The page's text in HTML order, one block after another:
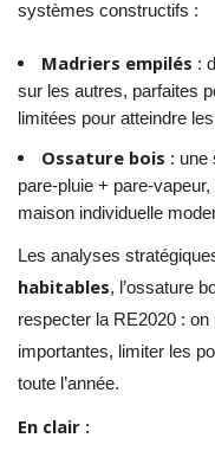
systèmes constructifs :
Madriers empilés :
sur les autres, parfaites
limitées pour atteindre
Ossature bois : une
pare-pluie + pare-
maison individuelle
Les analyses
habitables, l’ossature
respecter la RE2020 : on
importantes, limiter les
toute l’année.
En clair :